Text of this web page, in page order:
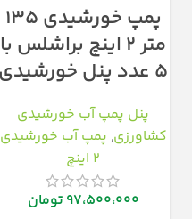
پمپ خورشیدی ۱۳۵
متر ۲ اینچ براشلس با
۵ عدد پنل خورشیدی
پنل پمپ آب خورشیدی
کشاورزی, پمپ آب خورشیدی
2 اینچ
97،500،000 تومان